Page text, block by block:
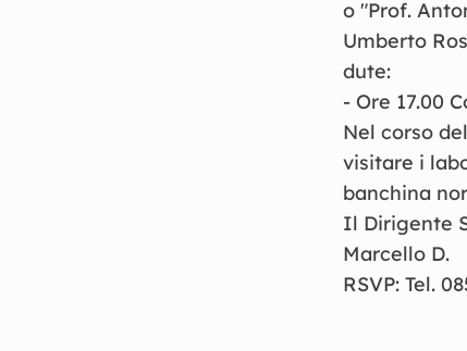
o "Prof.
Umberto
dute:
- Ore 17.00
Nel corso
visitare i
banchina
Il Dirigente
Marcello D.
RSVP: Tel.